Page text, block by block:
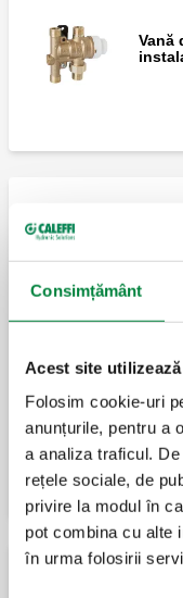
Consimțământ
Acest site
Folosim cookie-uri
anunțurile, pentru a
a analiza traficul.
rețele sociale, de
privire la modul în
pot combina cu alte
în urma folosirii
Vană
Vană
Vană